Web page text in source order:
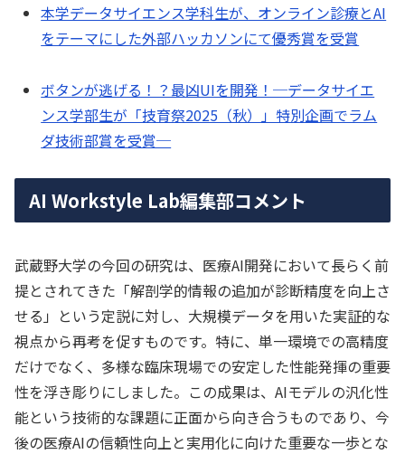
本学データサイエンス学科生が、オンライン診療とAI
をテーマにした外部ハッカソンにて優秀賞を受賞
ボタンが逃げる！？最凶UIを開発！─データサイエ
ンス学部生が「技育祭2025（秋）」特別企画でラム
ダ技術部賞を受賞─
AI Workstyle Lab編集部コメント
武蔵野大学の今回の研究は、医療AI開発において長らく前
提とされてきた「解剖学的情報の追加が診断精度を向上さ
せる」という定説に対し、大規模データを用いた実証的な
視点から再考を促すものです。特に、単一環境での高精度
だけでなく、多様な臨床現場での安定した性能発揮の重要
性を浮き彫りにしました。この成果は、AIモデルの汎化性
能という技術的な課題に正面から向き合うものであり、今
後の医療AIの信頼性向上と実用化に向けた重要な一歩とな